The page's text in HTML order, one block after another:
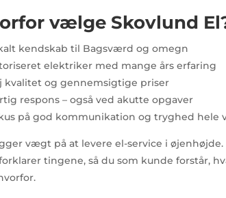
vælge Skovlund
kendskab til Bagsværd og omegn
elektriker med mange års erfaring
kvalitet og gennemsigtige priser
respons – også ved akutte opgaver
på god kommunikation og tryghed hele
vægt på at levere el-service i øjenhøjde.
tingene, så du som kunde forstår,